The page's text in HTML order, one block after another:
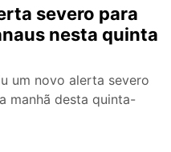
severo para
nesta quinta
um novo alerta severo
manhã desta quinta-